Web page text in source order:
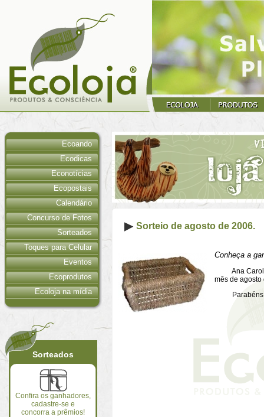
Ecoando
Ecodicas
Econotícias
Ecopostais
Calendário
Concurso de Fotos
Sorteados
Toques para Celular
Eventos
Ecoprodutos
Ecoloja na mídia
Sorteados
Confira os ganhadores,
cadastre-se e
concorra a prêmios!
Sorteio de agosto de 2006.
Conheça a
Ana
mês de agosto
Parabéns